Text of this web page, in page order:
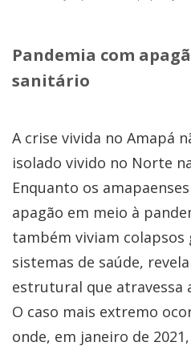
Pandemia com
sanitário
A crise vivida no Amapá
isolado vivido no Norte
Enquanto os
apagão em meio à
também viviam colapsos
sistemas de saúde,
estrutural que atravessa
O caso mais extremo
onde, em janeiro de